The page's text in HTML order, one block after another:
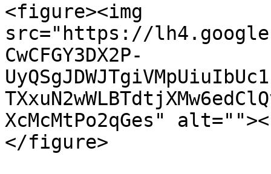
<figure><img
src="https://
CwCFGY3DX2P-
XcMcMtPo2qGes"
</figure>